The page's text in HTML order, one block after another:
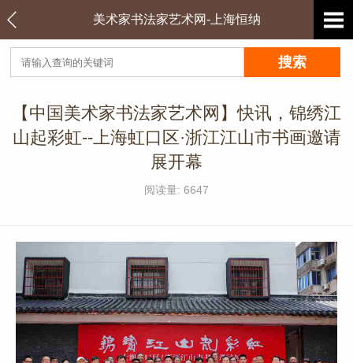
美术家书法家艺术网-上海恒纳
【中国美术家书法家艺术网】快讯，锦绣江
山起彩虹--上海虹口区·浙江江山市书画邀请
展开幕
阅读量: 6647